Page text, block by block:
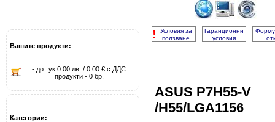
Вашите продукти:
- до тук 0.00 лв. / 0.00 € с ДДС
продукти - 0 бр.
Категории:
!
Условия за
ползване
Гаранционни
условия
ASUS P7H55-V
/H55/LGA1156